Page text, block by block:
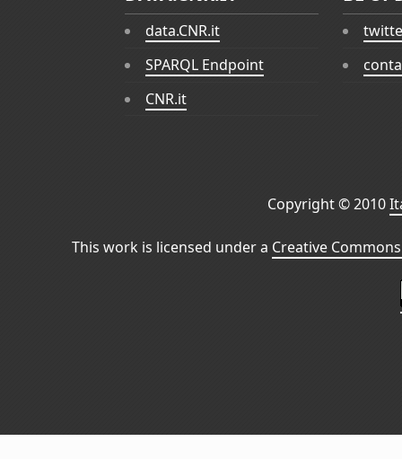
data.CNR.it
SPARQL Endpoint
CNR.it
Copyright © 2010
This work is licensed under a Creative